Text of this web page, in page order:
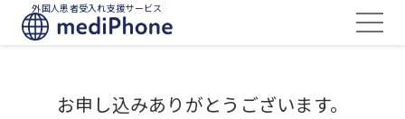
外国人患者受入れ支援サービス
お申し込みありがとうございます。